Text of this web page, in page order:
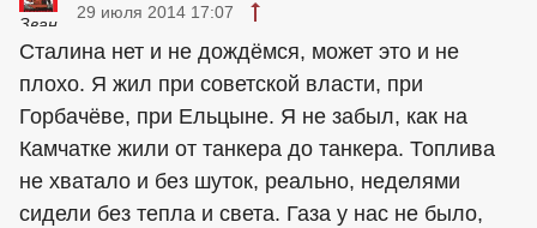
29 июля 2014 17:07
Сталина нет и не дождёмся, может это и не
плохо. Я жил при советской власти, при
Горбачёве, при Ельцыне. Я не забыл, как на
Камчатке жили от танкера до танкера. Топлива
не хватало и без шуток, реально, неделями
сидели без тепла и света. Газа у нас не было,